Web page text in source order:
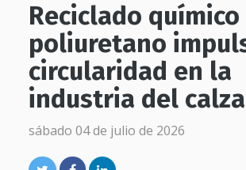
Reciclado químico
poliuretano
circularidad en la
industria del
sábado 04 de julio de 2026